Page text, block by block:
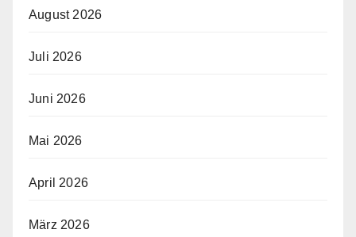
August 2026
Juli 2026
Juni 2026
Mai 2026
April 2026
März 2026